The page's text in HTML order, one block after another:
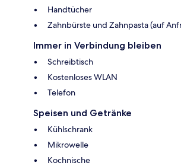
Handtücher
Zahnbürste und Zahnpasta (auf
Immer in Verbindung bleiben
Schreibtisch
Kostenloses WLAN
Telefon
Speisen und Getränke
Kühlschrank
Mikrowelle
Kochnische